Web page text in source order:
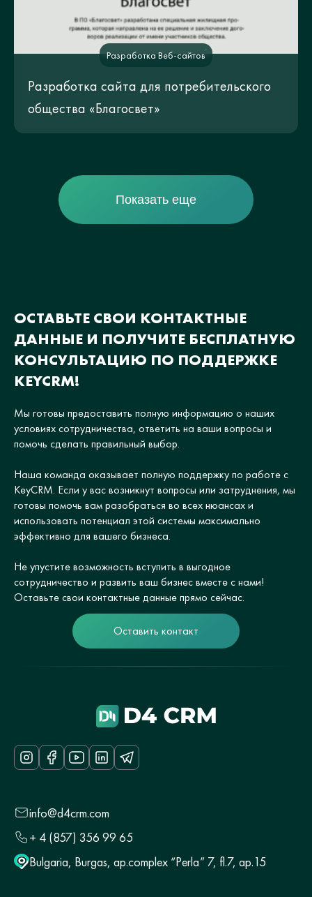
Разработка Веб-сайтов
Разработка сайта для потребительского
общества «Благосвет»
Показать еще
ОСТАВЬТЕ СВОИ КОНТАКТНЫЕ
ДАННЫЕ И ПОЛУЧИТЕ БЕСПЛАТНУЮ
КОНСУЛЬТАЦИЮ ПО ПОДДЕРЖКЕ
KEYCRM!
Мы готовы предоставить полную информацию о наших
условиях сотрудничества, ответить на ваши вопросы и
помочь сделать правильный выбор.
Наша команда оказывает полную поддержку по работе с
KeyCRM. Если у вас возникнут вопросы или затруднения, мы
готовы помочь вам разобраться во всех нюансах и
использовать потенциал этой системы максимально
эффективно для вашего бизнеса.
Не упустите возможность вступить в выгодное
сотрудничество и развить ваш бизнес вместе с нами!
Оставьте свои контактные данные прямо сейчас.
Оставить контакт
info@d4crm.com
+ 4 (857) 356 99 65
Bulgaria, Burgas, ap.complex “Perla” 7, fl.7, ap.15